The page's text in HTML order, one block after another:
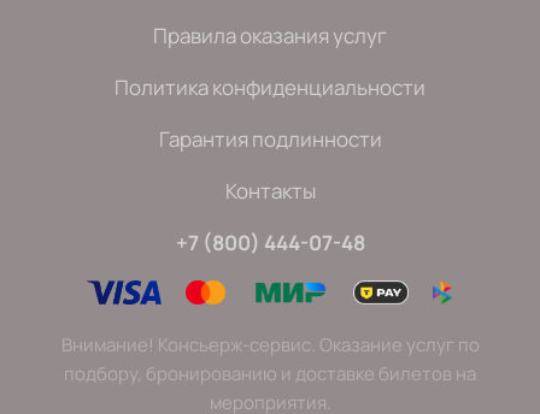
Правила оказания услуг
Политика конфиденциальности
Гарантия подлинности
Контакты
+7 (800) 444-07-48
Внимание! Консьерж-сервис. Оказание услуг по
подбору, бронированию и доставке билетов на
мероприятия.